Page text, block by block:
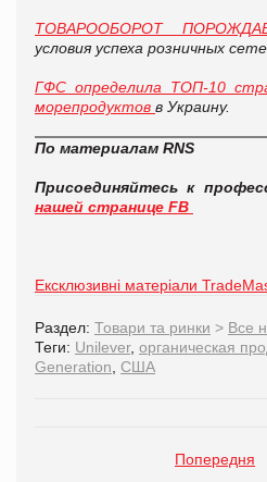
ТОВАРООБОРОТ
условия успеха розничных
ГФС определила ТОП-10
морепродуктов в Украину.
По материалам RNS
Присоединяйтесь к
нашей странице FB
Ексклюзивні матеріали
Раздел: Товари та ринки > Все
Теги: Unilever, органическая
Generation США
Попередня